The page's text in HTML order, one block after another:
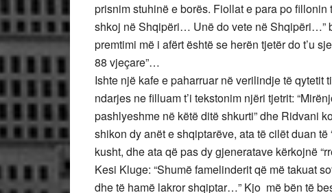
prisnim stuhinë e borës. Fiollat e para po
shkoj në Shqipëri… Unë do vete në Shqipëri…”
premtimi më i afërt është se herën tjetër do t’u
88 vjeçare”…
Ishte një kafe e paharruar në verilindje të
ndarjes ne filluam t’i tekstonim njëri tjetrit:
pashlyeshme në këtë ditë shkurti” dhe Ridvani
shikon dy anët e shqiptarëve, ata të cilët duan
kusht, dhe ata që pas dy gjeneratave kërkojnë
Kesi Kluge: “Shumë famelinderit që më takuat
dhe të hamë lakror shqiptar…” Kjo më bën të